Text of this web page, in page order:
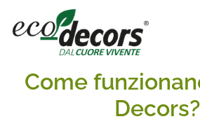
Come funziona
Come
Decors?